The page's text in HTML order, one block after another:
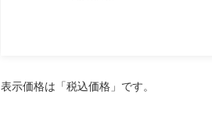
表示価格は「税込価格」です。